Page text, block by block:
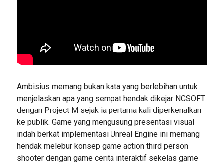
Ambisius memang bukan kata yang berlebihan untuk
menjelaskan apa yang sempat hendak dikejar NCSOFT
dengan Project M sejak ia pertama kali diperkenalkan
ke publik. Game yang mengusung presentasi visual
indah berkat implementasi Unreal Engine ini memang
hendak melebur konsep game action third person
shooter dengan game cerita interaktif sekelas game